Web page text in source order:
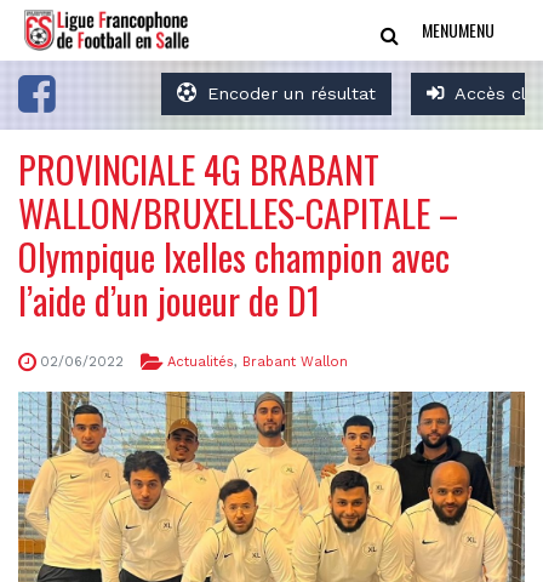
Encoder un résultat Accès
MENUMENU
PROVINCIALE 4G BRABANT
WALLON/BRUXELLES-CAPITALE –
Olympique Ixelles champion avec
l’aide d’un joueur de D1
02/06/2022 Actualités, Brabant Wallon